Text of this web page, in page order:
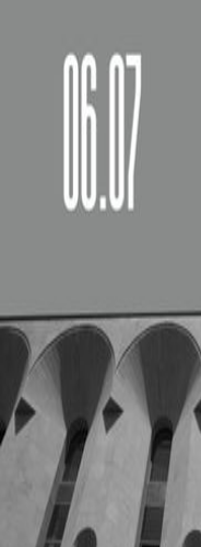
Ցուցահանդեսի
հուլիսի 6-ին, ժամը
ցուցասրահում
Սիրով սպասում ենք Ձեզ։